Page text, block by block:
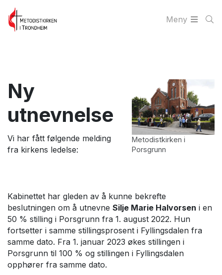
Meny
Metodistkirken i
Porsgrunn
Ny
utnevnelse
Vi har fått følgende melding
fra kirkens ledelse:
Kabinettet har gleden av å kunne bekrefte
beslutningen om å utnevne Silje Marie Halvorsen i en
50 % stilling i Porsgrunn fra 1. august 2022. Hun
fortsetter i samme stillingsprosent i Fyllingsdalen fra
samme dato. Fra 1. januar 2023 økes stillingen i
Porsgrunn til 100 % og stillingen i Fyllingsdalen
opphører fra samme dato.